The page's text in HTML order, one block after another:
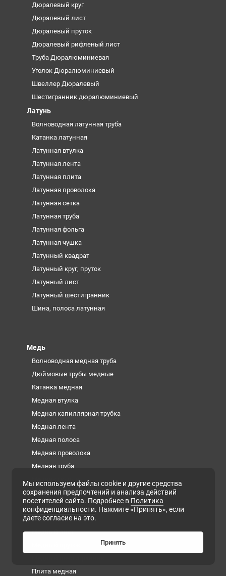
Дюралевый круг
Дюралевый лист
Дюралевый пруток
Дюралевый рифленый лист
Труба Дюралюминиевая
Уголок Дюралюминиевый
Швеллер Дюралевый
Шестигранник дюралюминиевый
Латунь
Волноводная латунная труба
Катанка латунная
Латунная втулка
Латунная лента
Латунная плита
Латунная проволока
Латунная сетка
Латунная труба
Латунная фольга
Латунная чушка
Латунный квадрат
Латунный круг, пруток
Латунный лист
Латунный шестигранник
Шина, полоса латунная
Медь
Волноводная медная труба
Дюймовые трубы медные
Катанка медная
Медная втулка
Медная капиллярная трубка
Медная лента
Медная полоса
Медная проволока
Медная труба
Медная фольга
Медная шина
Медный квадрат
Медный круг
Медный лист
Плита медная
Мы используем файлы cookie и другие средства
сохранения предпочтений и анализа действий
посетителей сайта. Подробнее в Политика
конфиденциальности. Нажмите «Принять», если
даете согласие на это.
Принять